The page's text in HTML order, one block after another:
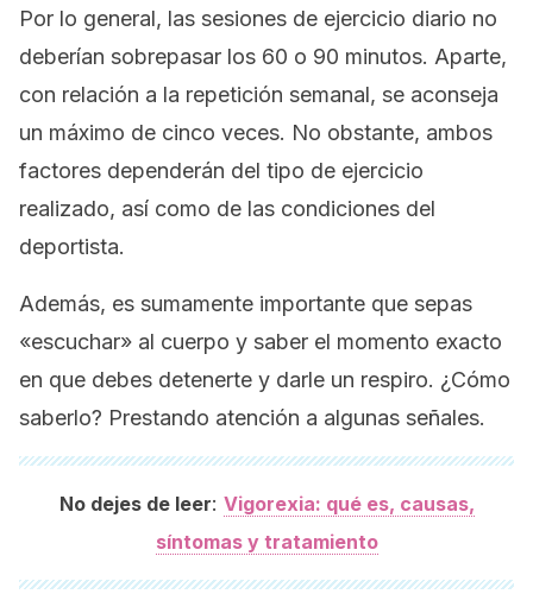
Por lo general, las sesiones de ejercicio diario no
deberían sobrepasar los 60 o 90 minutos. Aparte,
con relación a la repetición semanal, se aconseja
un máximo de cinco veces. No obstante, ambos
factores dependerán del tipo de ejercicio
realizado, así como de las condiciones del
deportista.
Además, es sumamente importante que sepas
«escuchar» al cuerpo y saber el momento exacto
en que debes detenerte y darle un respiro. ¿Cómo
saberlo? Prestando atención a algunas señales.
No dejes de leer: Vigorexia: qué es, causas,
síntomas y tratamiento